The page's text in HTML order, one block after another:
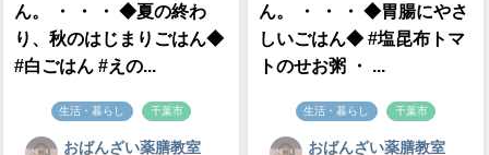
ん。 ・ ・ ・ ◆夏の終わ
り、秋のはじまりごはん◆
#白ごはん #えの...
生活・暮らし 千葉市
おばんざい薬膳教室
ん。 ・ ・ ・ ◆胃腸にやさ
しいごはん◆ #塩昆布トマ
トのせお粥 ・ ...
生活・暮らし 千葉市
おばんざい薬膳教室